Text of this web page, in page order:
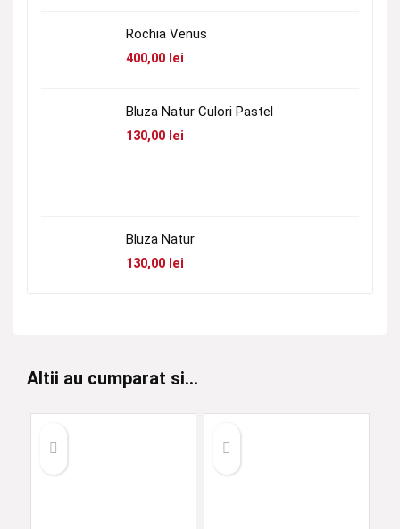
Rochia Venus
400,00 lei
Bluza Natur Culori Pastel
130,00 lei
Bluza Natur
130,00 lei
Altii au cumparat si...